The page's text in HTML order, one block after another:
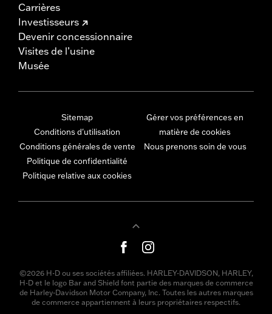
Carrières
Investisseurs
Devenir concessionnaire
Visites de l’usine
Musée
Sitemap
Conditions d'utilisation
Conditions générales de vente
Politique de confidentialité
Politique relative aux cookies
Gérer vos préférences en
matière de cookies
Nous prenons soin de vous
©2026 H-D ou ses sociétés affiliées. HARLEY-DAVIDSON, HARLEY,
H-D et le logo Bar and Shield font partie des marques de commerce
de Harley-Davidson Motor Company, Inc. Toutes les autres marques
de commerce appartiennent à leurs propriétaires respectifs.